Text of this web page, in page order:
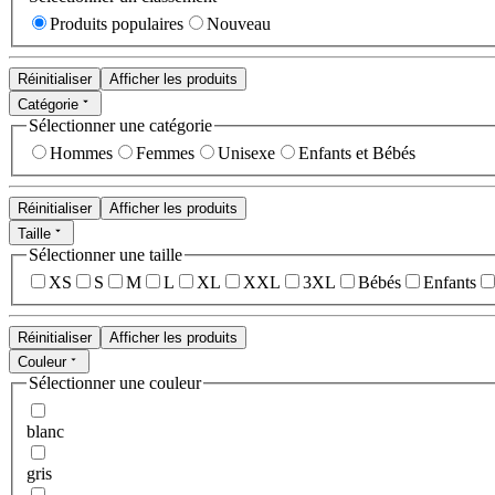
Produits populaires
Nouveau
Réinitialiser
Afficher les produits
Catégorie
Sélectionner une catégorie
Hommes
Femmes Unisexe Enfants et Bébés
Réinitialiser
Afficher les produits
Taille
Sélectionner une taille
XS
S M L XL XXL 3XL Bébés Enfants
Réinitialiser
Afficher les produits
Couleur
Sélectionner une couleur
blanc
gris